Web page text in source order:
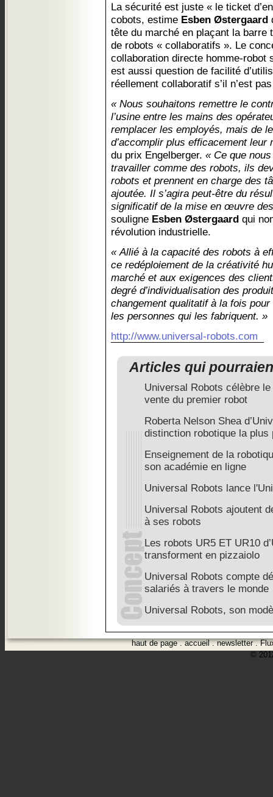
La sécurité est juste « le ticket
cobots, estime Esben Østergaard
tête du marché en plaçant la barre
de robots « collaboratifs ». Le
collaboration directe homme-robot
est aussi question de facilité
réellement collaboratif s’il n’est
« Nous souhaitons remettre le
l’usine entre les mains des
remplacer les employés, mais de
d’accomplir plus efficacement leur
du prix Engelberger. « Ce que
travailler comme des robots, ils
robots et prennent en charge des
ajoutée. Il s’agira peut-être du
significatif de la mise en œuvre
souligne Esben Østergaard qui
révolution industrielle.
« Allié à la capacité des robots à
ce redéploiement de la créativité
marché et aux exigences des
degré d’individualisation des
changement qualitatif à la fois
les personnes qui les fabriquent. »
http://www.universal-robots.com
Articles qui
Universal Robots célèbre
vente du premier robot
Roberta Nelson Shea
distinction robotique la plus
Enseignement de la
son académie en ligne
Universal Robots lance
Universal Robots ajoutent
à ses robots
Les robots UR5 ET UR10
transforment en pizzaiolo
Universal Robots compte
salariés à travers le monde
Universal Robots, son
haut de page.accueil.newsletter.
©